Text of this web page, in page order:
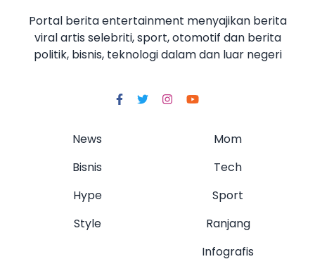
Portal berita entertainment menyajikan berita
viral artis selebriti, sport, otomotif dan berita
politik, bisnis, teknologi dalam dan luar negeri
News
Bisnis
Hype
Style
Mom
Tech
Sport
Ranjang
Infografis